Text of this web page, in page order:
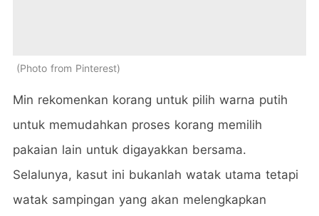
Photo from Pinterest
Min rekomenkan korang untuk pilih warna putih
untuk memudahkan proses korang memilih
pakaian lain untuk digayakkan bersama.
Selalunya, kasut ini bukanlah watak utama tetapi
watak sampingan yang akan melengkapkan